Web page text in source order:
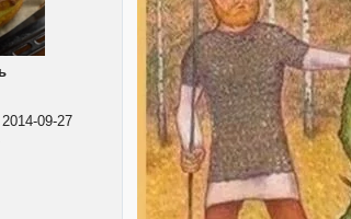
2014-09-27